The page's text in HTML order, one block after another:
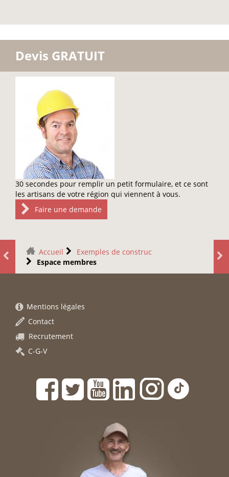
Devis GRATUIT
30 secondes pour remplir un petit formulaire, et ce sont
les artisans de votre région qui viennent à vous.
Faire une demande
Accueil
Exemples de construc
Espace membres
Mentions légales
Contact
Recrutement
C-G-V